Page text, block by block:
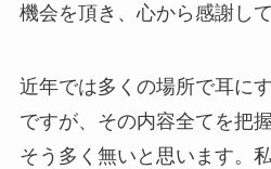
機会を頂き、心から感謝して
近年では多くの場所で耳に
ですが、その内容全てを把
そう多く無いと思います。